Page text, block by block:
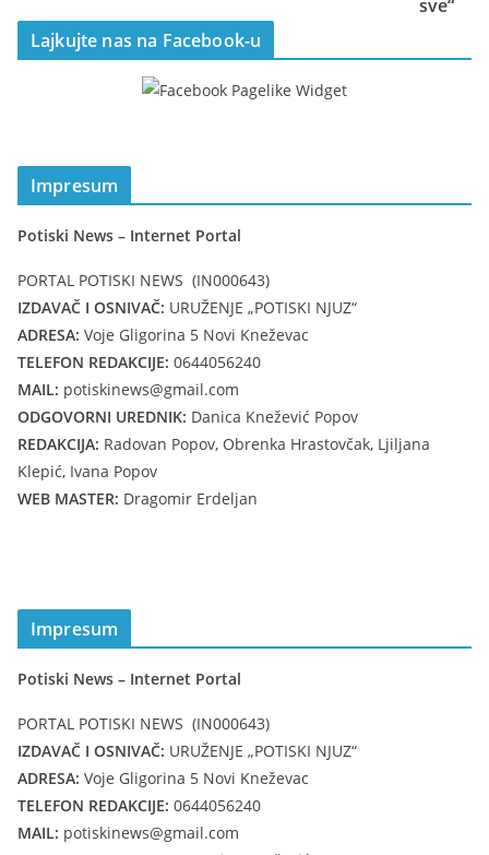
sve“
Lajkujte nas na Facebook-u
Impresum
Potiski News – Internet Portal
PORTAL POTISKI NEWS (IN000643)
IZDAVAČ I OSNIVAČ: URUŽENJE „POTISKI NJUZ“
ADRESA: Voje Gligorina 5 Novi Kneževac
TELEFON REDAKCIJE: 0644056240
MAIL: potiskinews@gmail.com
ODGOVORNI UREDNIK: Danica Knežević Popov
REDAKCIJA: Radovan Popov, Obrenka Hrastovčak, Ljiljana
Klepić, Ivana Popov
WEB MASTER: Dragomir Erdeljan
Impresum
Potiski News – Internet Portal
PORTAL POTISKI NEWS (IN000643)
IZDAVAČ I OSNIVAČ: URUŽENJE „POTISKI NJUZ“
ADRESA: Voje Gligorina 5 Novi Kneževac
TELEFON REDAKCIJE: 0644056240
MAIL: potiskinews@gmail.com